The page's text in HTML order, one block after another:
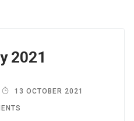
2021
13 OCTOBER 2021